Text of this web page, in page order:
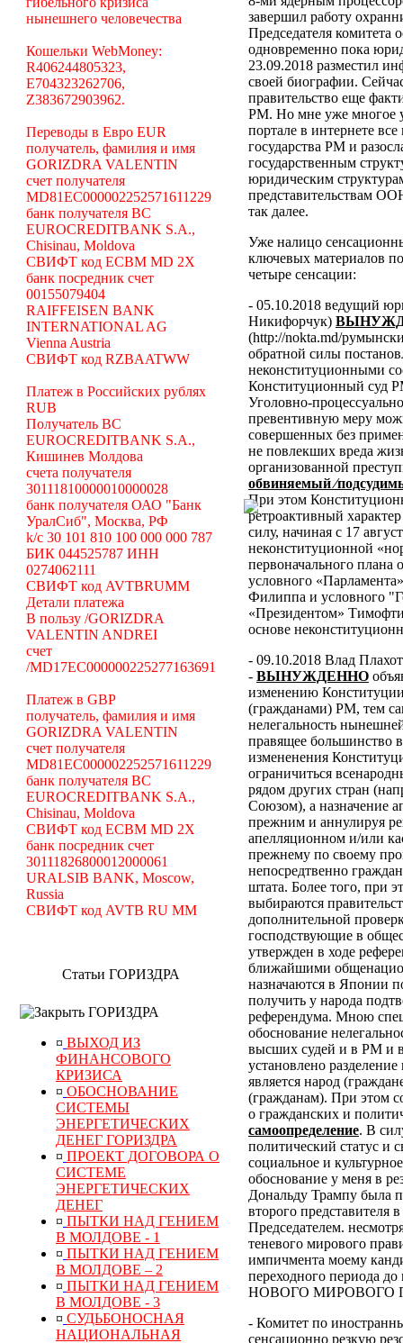
нынешнего человечества
Кошельки WebMoney:
R406244805323,
E704323262706,
Z383672903962.
Переводы в Евро EUR
получатель, фамилия и имя
GORIZDRA VALENTIN
счет получателя
MD81EC000002252571611229
банк получателя BC
EUROCREDITBANK S.A.,
Chisinau, Moldova
СВИФТ код ECBM MD 2X
банк посредник счет
00155079404
RAIFFEISEN BANK
INTERNATIONAL AG
Vienna Austria
СВИФТ код RZBAATWW
Платеж в Российских рублях
RUB
Получатель BC
EUROCREDITBANK S.A.,
Кишинев Молдова
счета получателя
30111810000010000028
банк получателя ОАО "Банк
УралСиб", Москва, РФ
k/c 30 101 810 100 000 000 787
БИК 044525787 ИНН
0274062111
СВИФТ код AVTBRUMM
Детали платежа
В пользу /GORIZDRA
VALENTIN ANDREI
счет
/MD17EC000000225277163691
Платеж в GBP
получатель, фамилия и имя
GORIZDRA VALENTIN
счет получателя
MD81EC000002252571611229
банк получателя BC
EUROCREDITBANK S.A.,
Chisinau, Moldova
СВИФТ код ECBM MD 2X
банк посредник счет
30111826800012000061
URALSIB BANK, Moscow,
Russia
СВИФТ код AVTB RU MM
Статьи ГОРИЗДРА
ГОРИЗДРА
¤ ВЫХОД ИЗ
ФИНАНСОВОГО
КРИЗИСА
¤ ОБОСНОВАНИЕ
СИСТЕМЫ
ЭНЕРГЕТИЧЕСКИХ
ДЕНЕГ ГОРИЗДРА
¤ ПРОЕКТ ДОГОВОРА О
СИСТЕМЕ
ЭНЕРГЕТИЧЕСКИХ
ДЕНЕГ
¤ ПЫТКИ НАД ГЕНИЕМ
В МОЛДОВЕ - 1
¤ ПЫТКИ НАД ГЕНИЕМ
В МОЛДОВЕ – 2
¤ ПЫТКИ НАД ГЕНИЕМ
В МОЛДОВЕ - 3
¤ СУДЬБОНОСНАЯ
НАЦИОНАЛЬНАЯ
завершил работу
Председателя комитета
одновременно пока
23.09.2018 разместил
своей биографии.
правительство еще
РМ. Но мне уже многое
портале в интернете
государства РМ и
государственным
юридическим
представительствам
так далее.
Уже налицо
ключевых материалов
четыре сенсации:
- 05.10.2018 ведущий
Никифорчук)
(http://nokta.md/
обратной силы
неконституционными
Конституционный суд
Уголовно-
превентивную меру
совершенных без
не повлекших вреда
организованной
обвиняемый
При этом
ретроактивный
силу, начиная с 17
неконституционной
первоначального плана
условного
Филиппа и условного
«Президентом»
основе
- 09.10.2018 Влад
- ВЫНУЖДЕННО
изменению
(гражданами) РМ, тем
нелегальность
правящее большинство
измененения
ограничиться
рядом других стран
Союзом), а назначение
прежним и аннулируя
апелляционном и/или
прежнему по своему
непосредтвенно
штата. Более того, при
выбираются
дополнительной
господствующие в
утвержден в ходе
ближайшими
назначаются в Японии
получить у народа
референдума. Мною
обоснование
высших судей и в РМ и
установлено
является народ
(гражданам). При этом
о гражданских и
самоопределение. В
политический статус и
социальное и
обоснование у меня в
Дональду Трампу была
второго представителя
Председателем.
теневого мирового
импичмента моему
переходного
НОВОГО МИРОВОГО
- Комитет по
сенсационно резкую